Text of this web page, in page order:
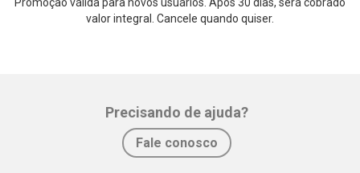
valor integral. Cancele quando quiser.
Precisando de ajuda?
Fale conosco